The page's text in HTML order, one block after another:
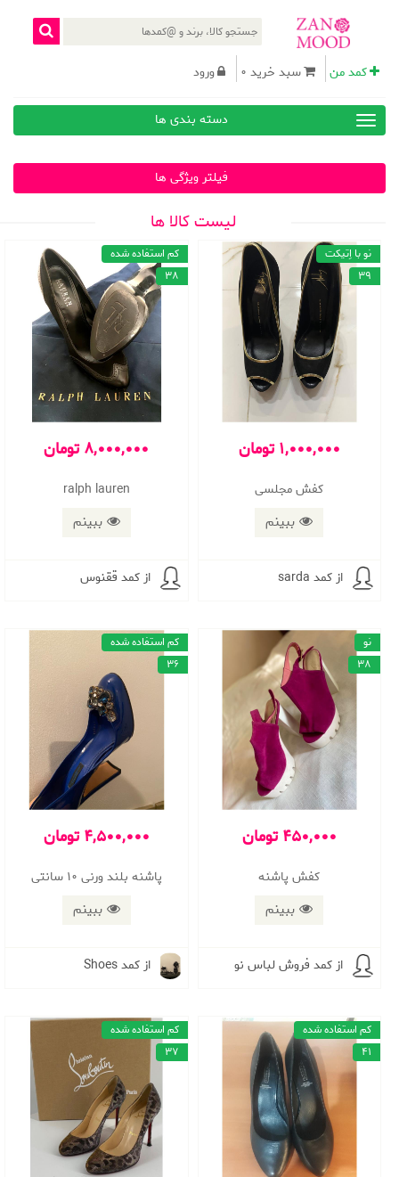
کمد من سبد خرید 0 ورود
دسته بندی ها
فیلتر ویژگی ها
لیست کالا ها
1,000,000 تومان
کفش مجلسی
ببینم
نو با اِتیکت
39
از کمد sarda
8,000,000 تومان
ralph lauren
ببینم
کم استفاده شده
38
از کمد ققنوس
450,000 تومان
کفش پاشنه
ببینم
نو
38
از کمد فروش لباس نو
4,500,000 تومان
پاشنه بلند ورنی ۱۰ سانتی
ببینم
کم استفاده شده
36
از کمد Shoes
کم استفاده شده
41
کم استفاده شده
37